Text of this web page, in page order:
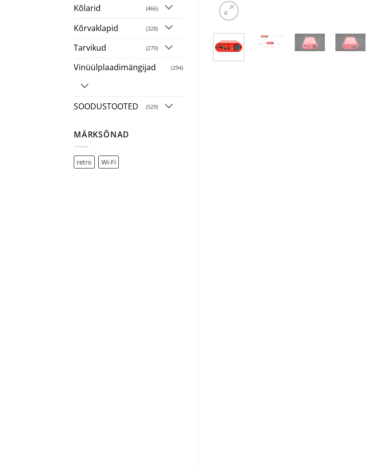
Kõlarid (466)
Kõrvaklapid (328)
Tarvikud (279)
Vinüülplaadimängijad (294)
SOODUSTOOTED (529)
MÄRKSÕNAD
retro Wi-Fi